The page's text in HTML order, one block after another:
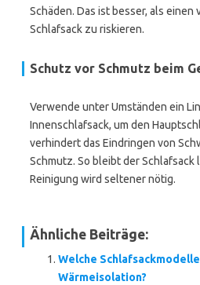
Schäden. Das ist besser, als
Schlafsack zu riskieren.
Schutz vor Schmutz beim
Verwende unter Umständen ein
Innenschlafsack, um den
verhindert das Eindringen von
Schmutz. So bleibt der Schlafsack
Reinigung wird seltener nötig.
Ähnliche Beiträge:
Welche
Wärmeisolation?